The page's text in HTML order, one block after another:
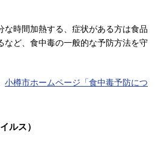
時間加熱する、症状がある方は食品
など、食中毒の一般的な予防方法を守
小樽市ホームページ「食中毒予防につ
ルス）